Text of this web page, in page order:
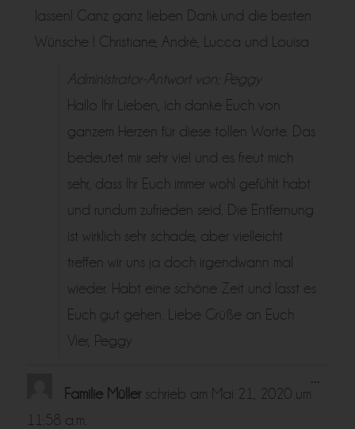
lassen! Ganz ganz lieben Dank und die besten
Wünsche ! Christiane, André, Lucca und Louisa
Administrator-Antwort von: Peggy
Hallo Ihr Lieben, ich danke Euch von
ganzem Herzen für diese tollen Worte. Das
bedeutet mir sehr viel und es freut mich
sehr, dass Ihr Euch immer wohl gefühlt habt
und rundum zufrieden seid. Die Entfernung
ist wirklich sehr schade, aber vielleicht
treffen wir uns ja doch irgendwann mal
wieder. Habt eine schöne Zeit und lasst es
Euch gut gehen. Liebe Grüße an Euch
Vier, Peggy
Familie Müller schrieb am Mai 21, 2020 um
11:58 a.m.
...